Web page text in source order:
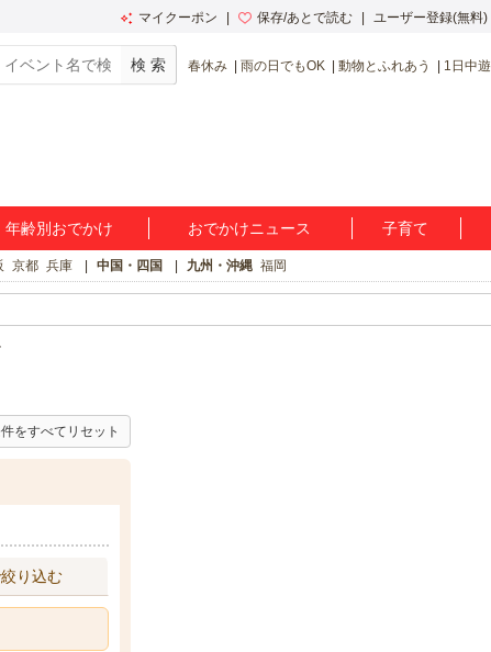
マイクーポン 保存/あとで読む ユーザー登録(無料)
春休み 雨の日でもOK 動物とふれあう 1日中
年齢別おでかけ おでかけニュース 子育て
京都 兵庫 中国・四国 九州・沖縄 福岡
をすべてリセット
り込む